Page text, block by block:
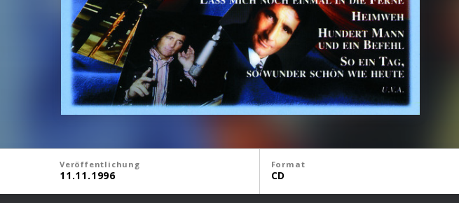
Veröffentlichung
11.11.1996
Format
CD